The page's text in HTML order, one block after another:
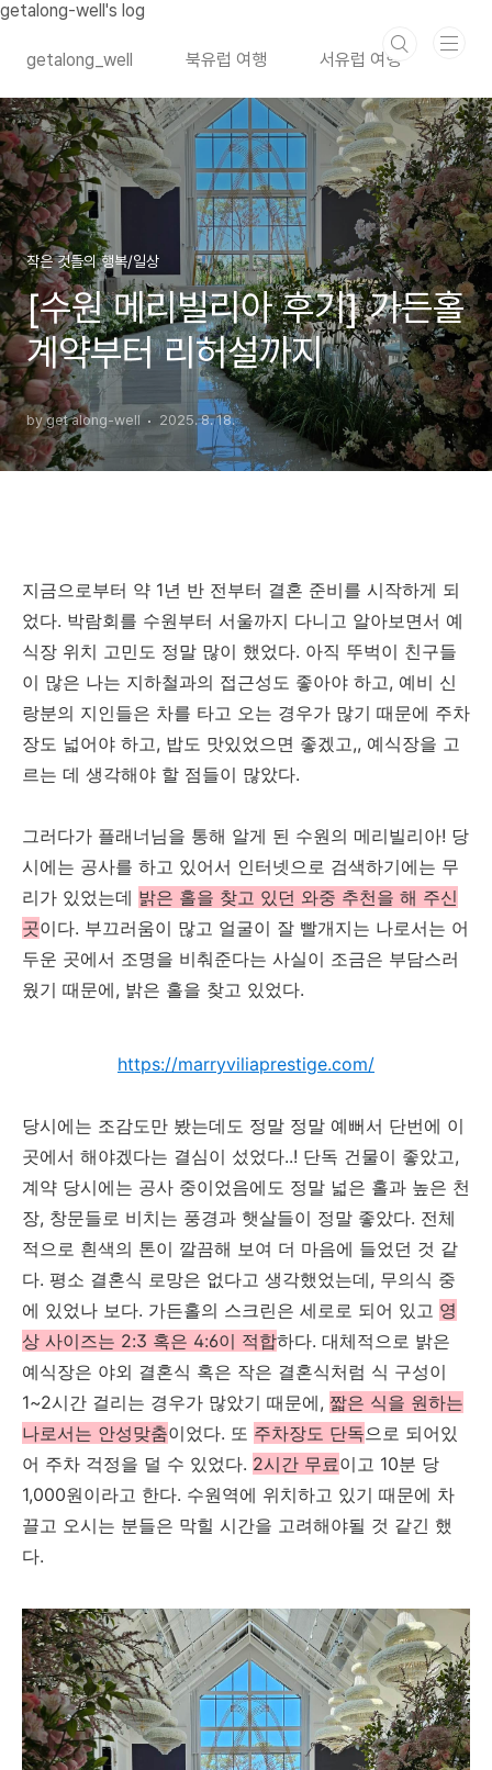
본문 바로가기
getalong-well's log
getalong_well 북유럽 여행 서유럽 여행
작은 것들의 행복/일상
[수원 메리빌리아 후기] 가든홀
계약부터 리허설까지
by get along-well 2025. 8. 18.
지금으로부터 약 1년 반 전부터 결혼 준비를 시작하게 되
었다. 박람회를 수원부터 서울까지 다니고 알아보면서 예
식장 위치 고민도 정말 많이 했었다. 아직 뚜벅이 친구들
이 많은 나는 지하철과의 접근성도 좋아야 하고, 예비 신
랑분의 지인들은 차를 타고 오는 경우가 많기 때문에 주차
장도 넓어야 하고, 밥도 맛있었으면 좋겠고,, 예식장을 고
르는 데 생각해야 할 점들이 많았다.
그러다가 플래너님을 통해 알게 된 수원의 메리빌리아! 당
시에는 공사를 하고 있어서 인터넷으로 검색하기에는 무
리가 있었는데 밝은 홀을 찾고 있던 와중 추천을 해 주신
곳이다. 부끄러움이 많고 얼굴이 잘 빨개지는 나로서는 어
두운 곳에서 조명을 비춰준다는 사실이 조금은 부담스러
웠기 때문에, 밝은 홀을 찾고 있었다.
https://marryviliaprestige.com/
당시에는 조감도만 봤는데도 정말 정말 예뻐서 단번에 이
곳에서 해야겠다는 결심이 섰었다..! 단독 건물이 좋았고,
계약 당시에는 공사 중이었음에도 정말 넓은 홀과 높은 천
장, 창문들로 비치는 풍경과 햇살들이 정말 좋았다. 전체
적으로 흰색의 톤이 깔끔해 보여 더 마음에 들었던 것 같
다. 평소 결혼식 로망은 없다고 생각했었는데, 무의식 중
에 있었나 보다. 가든홀의 스크린은 세로로 되어 있고 영
상 사이즈는 2:3 혹은 4:6이 적합하다. 대체적으로 밝은
예식장은 야외 결혼식 혹은 작은 결혼식처럼 식 구성이
1~2시간 걸리는 경우가 많았기 때문에, 짧은 식을 원하는
나로서는 안성맞춤이었다. 또 주차장도 단독으로 되어있
어 주차 걱정을 덜 수 있었다. 2시간 무료이고 10분 당
1,000원이라고 한다. 수원역에 위치하고 있기 때문에 차
끌고 오시는 분들은 막힐 시간을 고려해야될 것 같긴 했
다.